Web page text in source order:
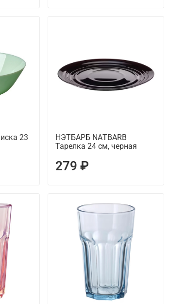
23
НЭТБАРБ NАTBARB
Тарелка 24 см, черная
279 ₽